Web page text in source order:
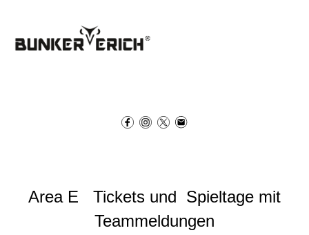
Area E Tickets und Spieltage mit
Teammeldungen